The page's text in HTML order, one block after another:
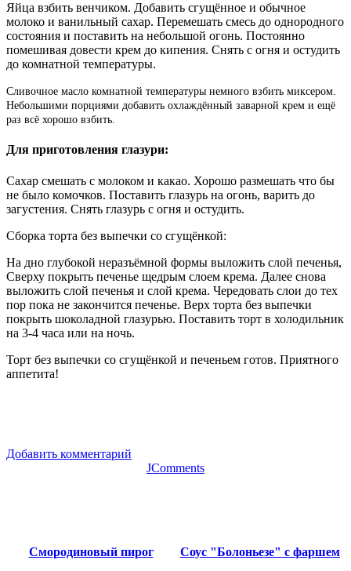
Яйца взбить венчиком. Добавить сгущённое и обычное
молоко и ванильный сахар. Перемешать смесь до однородного
состояния и поставить на небольшой огонь. Постоянно
помешивая довести крем до кипения. Снять с огня и остудить
до комнатной температуры.
Сливочное масло комнатной температуры немного взбить миксером.
Небольшими порциями добавить охлаждённый заварной крем и ещё
раз всё хорошо взбить.
Для приготовления глазури:
Сахар смешать с молоком и какао. Хорошо размешать что бы
не было комочков. Поставить глазурь на огонь, варить до
загустения. Снять глазурь с огня и остудить.
Сборка торта без выпечки со сгущёнкой:
На дно глубокой неразъёмной формы выложить слой печенья,
Сверху покрыть печенье щедрым слоем крема. Далее снова
выложить слой печенья и слой крема. Чередовать слои до тех
пор пока не закончится печенье. Верх торта без выпечки
покрыть шоколадной глазурью. Поставить торт в холодильник
на 3-4 часа или на ночь.
Торт без выпечки со сгущёнкой и печеньем готов. Приятного
аппетита!
Добавить комментарий
JComments
Смородиновый пирог Соус "Болоньезе" с фаршем